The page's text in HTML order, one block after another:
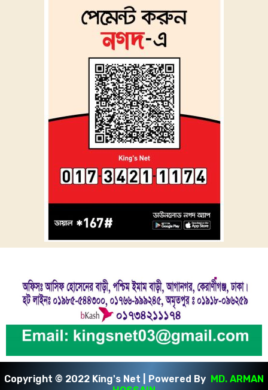
Copyright © 2022 King's Net | Powered By MD. ARMAN